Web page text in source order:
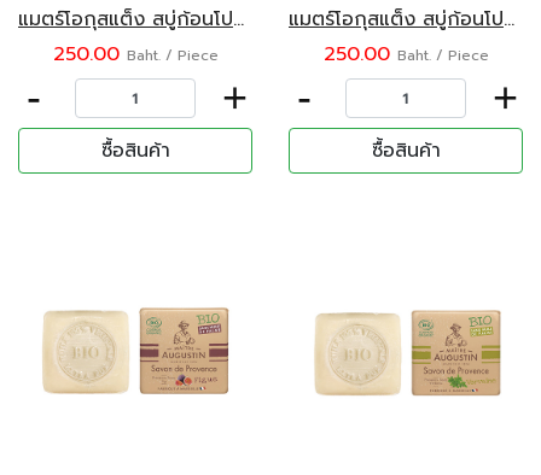
แมตร์โอกุสแต็ง สบู่ก้อนโปรวองซ์ กลิ่นสวีทอัลมอนด์ 100 กรัม
250.00 Baht. / Piece
- +
ซื้อสินค้า
แมตร์โอกุสแต็ง สบู่ก้อนโปรวองซ์ กลิ่นลาเวนเดอร์ 100 กรัม
250.00 Baht. / Piece
- +
ซื้อสินค้า